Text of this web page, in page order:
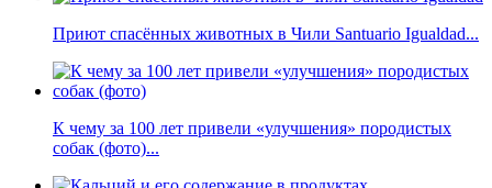
Приют спасённых животных в Чили Santuario Igualdad...
К чему за 100 лет привели «улучшения» породистых
собак (фото)...